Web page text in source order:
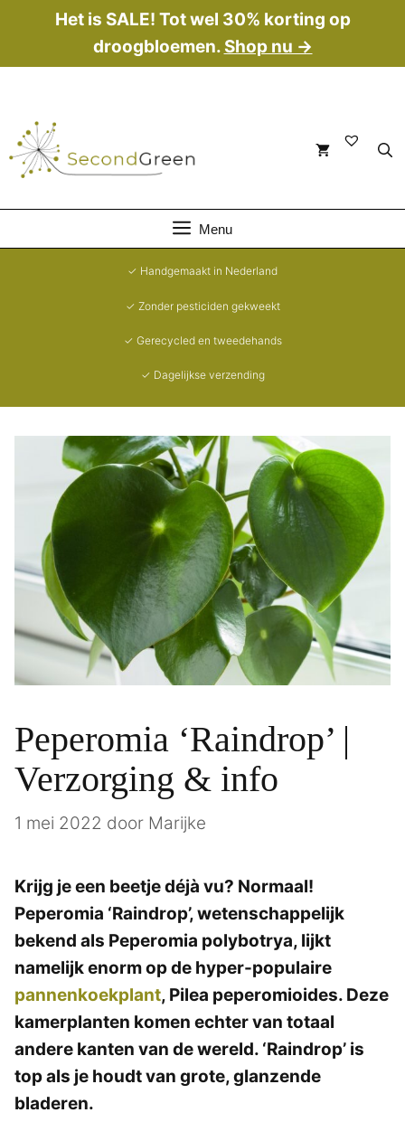
de
Het is SALE! Tot wel 30% korting op
droogbloemen. Shop nu →
Menu
✓ Handgemaakt in Nederland
✓ Zonder pesticiden gekweekt
✓ Gerecycled en tweedehands
✓ Dagelijkse verzending
Peperomia ‘Raindrop’ |
Verzorging & info
1 mei 2022 door Marijke
Krijg je een beetje déjà vu? Normaal!
Peperomia ‘Raindrop’, wetenschappelijk
bekend als Peperomia polybotrya, lijkt
namelijk enorm op de hyper-populaire
pannenkoekplant, Pilea peperomioides. Deze
kamerplanten komen echter van totaal
andere kanten van de wereld. ‘Raindrop’ is
top als je houdt van grote, glanzende
bladeren.